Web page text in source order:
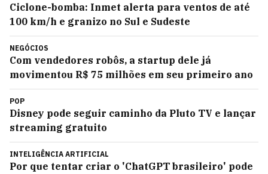
Ciclone-bomba: Inmet alerta para ventos de até
100 km/h e granizo no Sul e Sudeste
NEGÓCIOS
Com vendedores robôs, a startup dele já
movimentou R$ 75 milhões em seu primeiro ano
POP
Disney pode seguir caminho da Pluto TV e lançar
streaming gratuito
INTELIGÊNCIA ARTIFICIAL
Por que tentar criar o 'ChatGPT brasileiro' pode